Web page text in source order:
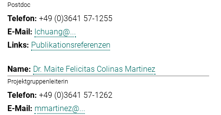
Postdoc
+49 (0)3641 57-1255
lchuang@...
Publikationsreferenzen
Dr. Maite Felicitas Colinas Martinez
Projektgruppenleiterin
+49 (0)3641 57-1262
mmartinez@...